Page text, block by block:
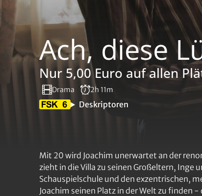
Ach, diese
Nur 5,00 Euro auf allen
Drama 2h 11m
Deskriptoren
Mit 20 wird Joachim unerwartet an der
zieht in die Villa zu seinen Großeltern, Inge
Schauspielschule und den exzentrischen,
Joachim seinen Platz in der Welt zu finden